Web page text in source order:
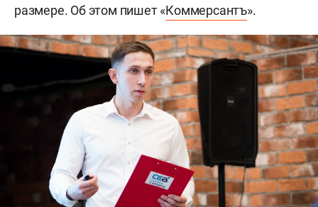
размере. Об этом пишет «Коммерсантъ».